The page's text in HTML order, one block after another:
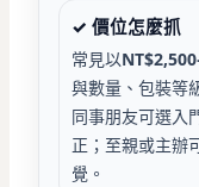
✓ 價位怎麼抓
常見以
與數量、包裝等
同事朋友可選入
正；至親或主辦
覺。